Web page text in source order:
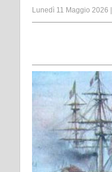
Lunedì 11 Maggio 2026